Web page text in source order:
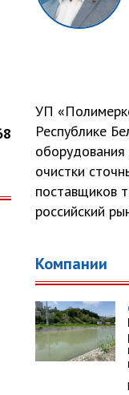
УП
Республике
очистки
поставщиков
российский
Компании